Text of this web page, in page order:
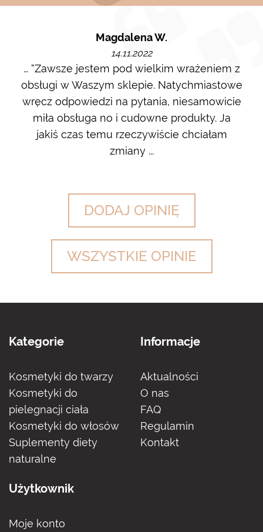
Magdalena W.
14.11.2022
… “Zawsze jestem pod wielkim wrażeniem z
obsługi w Waszym sklepie. Natychmiastowe
wręcz odpowiedzi na pytania, niesamowicie
miła obsługa no i cudowne produkty. Ja
jakiś czas temu rzeczywiście chciałam
zmiany ...
DODAJ OPINIĘ
WSZYSTKIE OPINIE
Kategorie
Kosmetyki do twarzy
Kosmetyki do
pielegnacji ciała
Kosmetyki do włosów
Suplementy diety
naturalne
Informacje
Aktualności
O nas
FAQ
Regulamin
Kontakt
Użytkownik
Moje konto